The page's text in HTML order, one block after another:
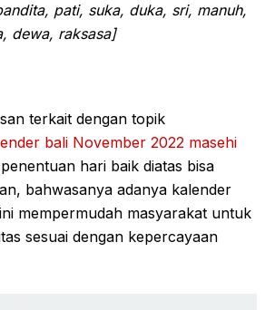
pati, suka, duka, sri, manuh,
dewa, raksasa]
terkait dengan topik
bali November 2022 masehi
hari baik diatas bisa
bahwasanya adanya kalender
mempermudah masyarakat untuk
sesuai dengan kepercayaan